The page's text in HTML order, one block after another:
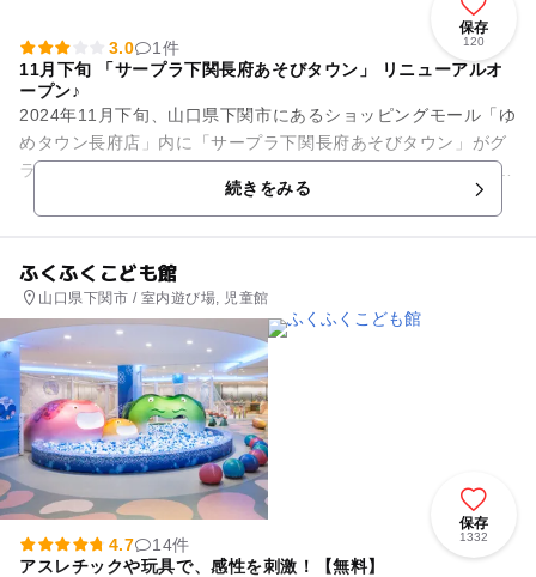
保存
120
3.0
1件
11月下旬 「サープラ下関長府あそびタウン」 リニューアルオ
ープン♪
2024年11月下旬、山口県下関市にあるショッピングモール「ゆ
めタウン長府店」内に「サープラ下関長府あそびタウン」がグ
ランドオープン☆ 「あそびタウン」の特徴は『三大推し』と呼
続きをみる
ふくふくこども館
山口県下関市 / 室内遊び場, 児童館
保存
1332
4.7
14件
アスレチックや玩具で、感性を刺激！【無料】